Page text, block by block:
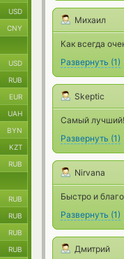
Михаил
Как всегда
Развернуть (1)
Skeptic
Самый лучший!
Развернуть (1)
Nirvana
Быстро и
Развернуть (1)
Дмитрий
USD
CNY
USD
RUB
EUR
UAH
BYN
KZT
RUB
RUB
RUB
RUB
RUB